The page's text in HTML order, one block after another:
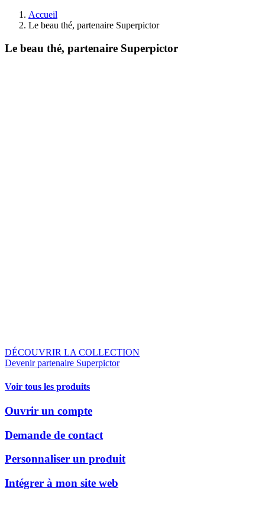
Accueil
Le beau thé, partenaire Superpictor
Le beau thé, partenaire Superpictor
DÉCOUVRIR LA COLLECTION
Devenir partenaire Superpictor
Voir tous les produits
Ouvrir un compte
Demande de contact
Personnaliser un produit
Intégrer à mon site web